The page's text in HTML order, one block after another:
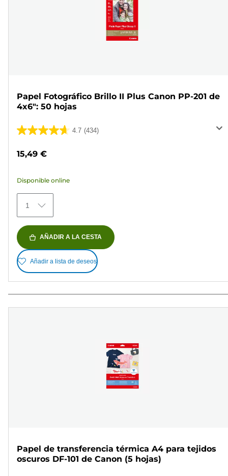
Papel Fotográfico Brillo II Plus Canon PP-201 de
4x6": 50 hojas
4.7 (434)
4.7
434
reseñas
15,49 €
Disponible online
1
AÑADIR A LA CESTA
Añadir a lista de deseos
Papel de transferencia térmica A4 para tejidos
oscuros DF-101 de Canon (5 hojas)